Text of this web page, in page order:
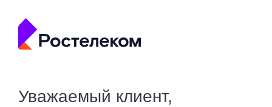
Уважаемый клиент,